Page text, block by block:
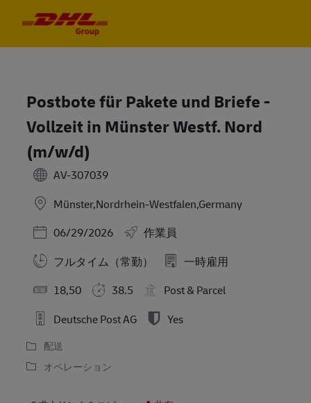
Postbote für Pakete und Briefe -
Vollzeit in Münster Westf. Nord
(m/w/d)
AV-307039
Münster,Nordrhein-Westfalen,Germany
Posted Date
06/29/2026
作業員
フルタイム（常勤）
一時雇用
18,50
38.5
Post & Parcel
Deutsche Post AG
Yes
配送
オペレーション